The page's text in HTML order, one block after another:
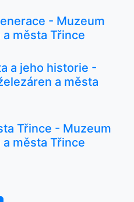
- Muzeum
města Třince
a jeho historie -
a města
Třince - Muzeum
města Třince